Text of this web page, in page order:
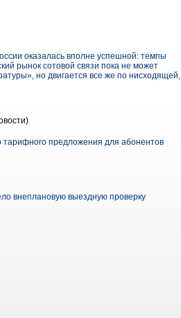
оказалась вполне успешной: темпы
рынок сотовой связи пока не может
но двигается все же по нисходящей,
предложения для абонентов
внеплановую выездную проверку